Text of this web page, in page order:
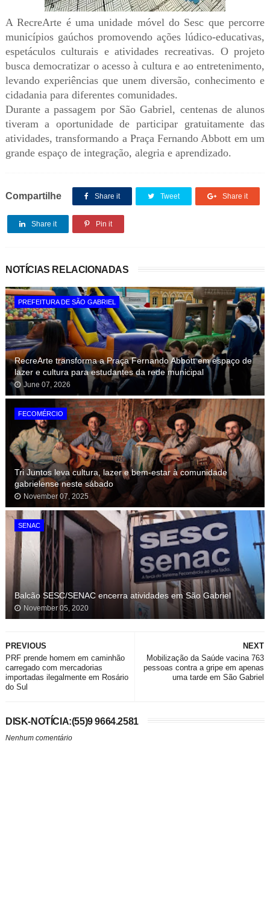
A RecreArte é uma unidade móvel do Sesc que percorre
municípios gaúchos promovendo ações lúdico-educativas,
espetáculos culturais e atividades recreativas. O projeto
busca democratizar o acesso à cultura e ao entretenimento,
levando experiências que unem diversão, conhecimento e
cidadania para diferentes comunidades.
Durante a passagem por São Gabriel, centenas de alunos
tiveram a oportunidade de participar gratuitamente das
atividades, transformando a Praça Fernando Abbott em um
grande espaço de integração, alegria e aprendizado.
Compartilhe Share it Tweet Share it
Share it Pin it
NOTÍCIAS RELACIONADAS
PREFEITURA DE SÃO GABRIEL
RecreArte transforma a Praça Fernando Abbott em espaço de
lazer e cultura para estudantes da rede municipal
June 07, 2026
FECOMÉRCIO
Tri Juntos leva cultura, lazer e bem-estar à comunidade
gabrielense neste sábado
November 07, 2025
SENAC
Balcão SESC/SENAC encerra atividades em São Gabriel
November 05, 2020
NEXT
Mobilização da Saúde vacina 763
pessoas contra a gripe em apenas
uma tarde em São Gabriel
PREVIOUS
PRF prende homem em caminhão
carregado com mercadorias
importadas ilegalmente em Rosário
do Sul
DISK-NOTÍCIA:(55)9 9664.2581
Nenhum comentário